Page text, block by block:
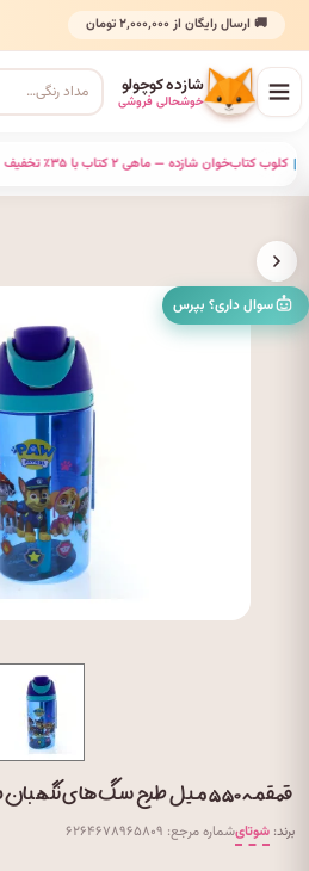
🚚 ارسال رایگان از ۲٬۰۰۰٬۰۰۰ تومان
شازده کوچولو
خوشحالی فروشی
کلوب کتاب‌خوان شازده — ماهی ۲ کتاب با ۳۵٪ تخفیف •
سوال داری؟ بپرس
قمقمه ۵۵۰ میل طرح سگ های نگهبان شوتای کد: SM-۶۵۸۰
برند: شوتایشماره مرجع: ۶۲۶۴۶۷۸۹۶۵۸۰۹